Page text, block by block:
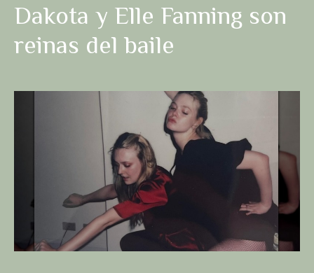
Dakota y Elle Fanning son
reinas del baile